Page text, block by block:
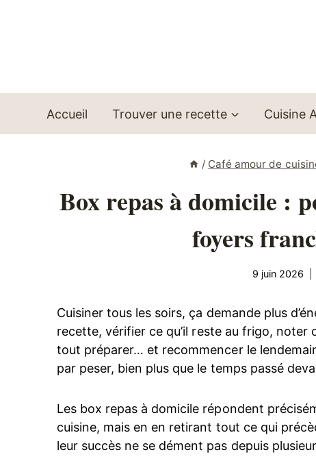
Accueil Trouver une recette Cuisine
/ Café amour de
Box repas à domicile :
foyers
9 juin 2026
Cuisiner tous les soirs, ça demande plus
recette, vérifier ce qu’il reste au frigo, noter
tout préparer… et recommencer le
par peser, bien plus que le temps passé
Les box repas à domicile répondent
cuisine, mais en en retirant tout ce qui
leur succès ne se dément pas depuis